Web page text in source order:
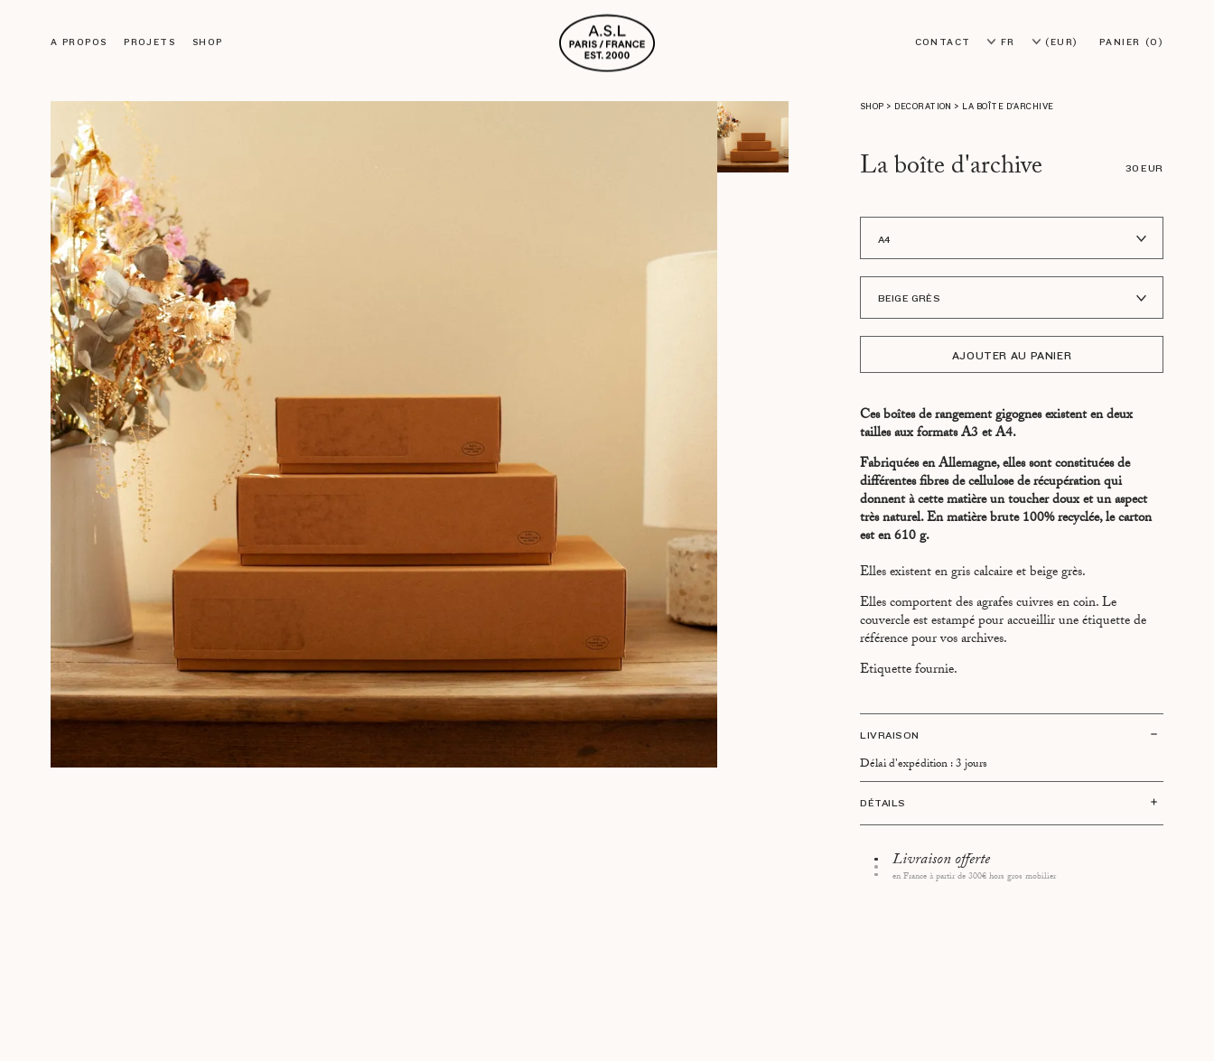
A PROPOS PROJETS SHOP CONTACT
FR
(EUR)
PANIER (0)
Objets
LUMINAIRES
MOBILIER
DÉCORATION
ACCESSOIRES
LIVRES
Galerie
ŒUVRES ANCIENNES
NOS CRÉATIONS
PHOTOGRAPHIES
SÉRIGRAPHIE GÉRALDINE ROUSSEL
SOUVENIRS ENCADRÉS
Professionnels
PLUS D'INFORMATIONS
SHOP > DECORATION > LA BOÎTE D'ARCHIVE
La boîte d'archive 30 EUR
A4
A3
BEIGE GRÈS
GRIS CALCAIRE
AJOUTER AU PANIER
Ces boîtes de rangement gigognes existent en deux
tailles aux formats A3 et A4.
Fabriquées en Allemagne, elles sont constituées de
différentes fibres de cellulose de récupération qui
donnent à cette matière un toucher doux et un aspect
très naturel. En matière brute 100% recyclée, le carton
est en 610 g.
Elles existent en gris calcaire et beige grès.
Elles comportent des agrafes cuivres en coin. Le
couvercle est estampé pour accueillir une étiquette de
référence pour vos archives.
Etiquette fournie.
LIVRAISON
Délai d'expédition : 3 jours
DÉTAILS
A4 : 30 x 21,5 x 8,5cm
Etiquette fournie
Livraison offerte
en France à partir de 300€ hors gros mobilier